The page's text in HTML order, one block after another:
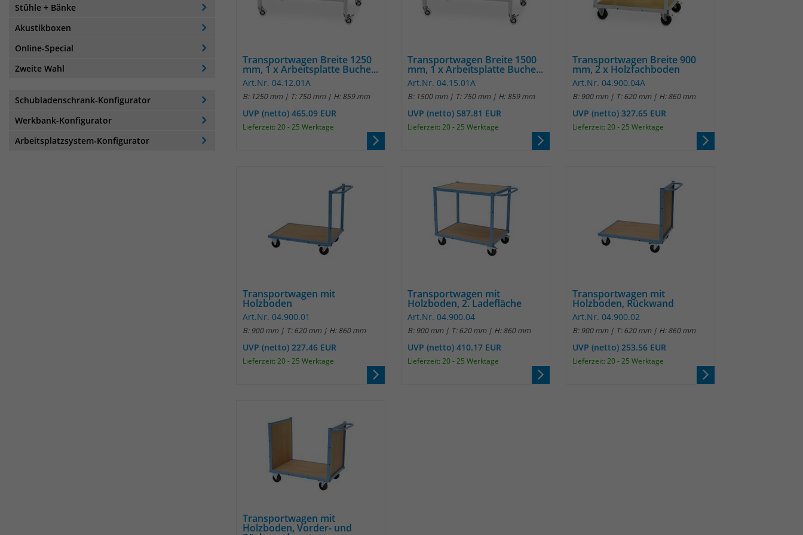
Stühle + Bänke
Akustikboxen
Online-Special
Zweite Wahl
Schubladenschrank-Konfigurator
Werkbank-Konfigurator
Arbeitsplatzsystem-Konfigurator
Transportwagen Breite 1250
mm, 1 x Arbeitsplatte Buche...
Art.Nr. 04.12.01A
B: 1250 mm | T: 750 mm | H: 859 mm
UVP (netto) 465.09 EUR
Lieferzeit: 20 - 25 Werktage
Transportwagen Breite 1500
mm, 1 x Arbeitsplatte Buche...
Art.Nr. 04.15.01A
B: 1500 mm | T: 750 mm | H: 859 mm
UVP (netto) 587.81 EUR
Lieferzeit: 20 - 25 Werktage
Transportwagen Breite 900
mm, 2 x Holzfachboden
Art.Nr. 04.900.04A
B: 900 mm | T: 620 mm | H: 860 mm
UVP (netto) 327.65 EUR
Lieferzeit: 20 - 25 Werktage
Transportwagen mit
Holzboden
Art.Nr. 04.900.01
B: 900 mm | T: 620 mm | H: 860 mm
UVP (netto) 227.46 EUR
Lieferzeit: 20 - 25 Werktage
Transportwagen mit
Holzboden, 2. Ladefläche
Art.Nr. 04.900.04
B: 900 mm | T: 620 mm | H: 860 mm
UVP (netto) 410.17 EUR
Lieferzeit: 20 - 25 Werktage
Transportwagen mit
Holzboden, Rückwand
Art.Nr. 04.900.02
B: 900 mm | T: 620 mm | H: 860 mm
UVP (netto) 253.56 EUR
Lieferzeit: 20 - 25 Werktage
Transportwagen mit
Holzboden, Vorder- und
_pk_id
Laufzeit 13 Monate
Das Cookie wird von Matomo installiert. Das
Cookie wird verwendet, um Besucher-,
Sitzungs- und Kampagnendaten zu
berechnen und die Nutzung der Website für
den Analysebericht der Website zu verfolgen.
zu, um eindeutige Besucher zu identifizieren.
Die Daten werde lokal auf unserem Server
gespeichert und sind damit externen
Unternehmen unzugänglich.
Anbieter
Zweck
Das Cookie wird von Matomo instralliert. Das
Cookie wird verwendet, um Besucher-,
Sitzungs- und Kampagnendaten zu
und weisen eine randoly generierte Nummer
zu, um eindeutige Besucher zu identifizieren.
Die Daten werde lokal auf unserem Server
gespeichert und sind damit externen
Name _pk_ses